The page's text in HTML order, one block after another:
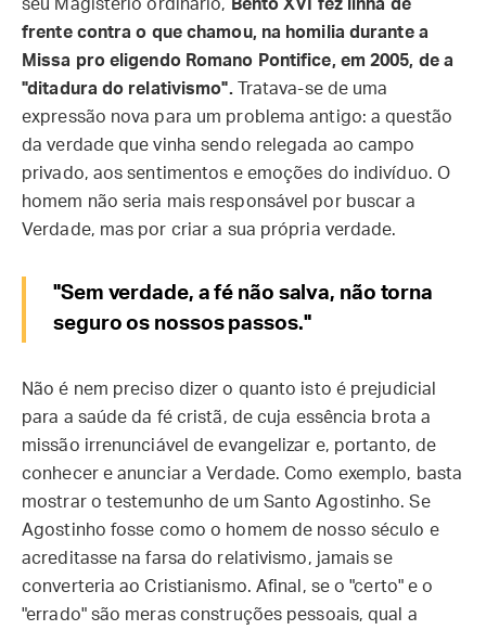
seu Magistério ordinário, Bento XVI fez linha de
frente contra o que chamou, na homilia durante a
Missa pro eligendo Romano Pontifice, em 2005, de a
"ditadura do relativismo".Tratava-se de uma
expressão nova para um problema antigo: a questão
da verdade que vinha sendo relegada ao campo
privado, aos sentimentos e emoções do indivíduo. O
homem não seria mais responsável por buscar a
Verdade, mas por criar a sua própria verdade.
"Sem verdade, a fé não salva, não torna
seguro os nossos passos."
Não é nem preciso dizer o quanto isto é prejudicial
para a saúde da fé cristã, de cuja essência brota a
missão irrenunciável de evangelizar e, portanto, de
conhecer e anunciar a Verdade. Como exemplo, basta
mostrar o testemunho de um Santo Agostinho. Se
Agostinho fosse como o homem de nosso século e
acreditasse na farsa do relativismo, jamais se
converteria ao Cristianismo. Afinal, se o "certo" e o
"errado" são meras construções pessoais, qual a